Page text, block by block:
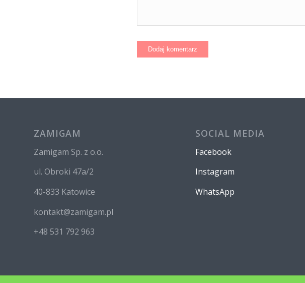
ZAMIGAM
Zamigam Sp. z o.o.
ul. Obroki 47a/2
40-833 Katowice
kontakt@zamigam.pl
+48 531 792 963
SOCIAL MEDIA
Facebook
Instagram
WhatsApp